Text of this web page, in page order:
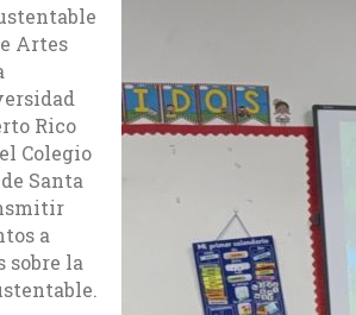
Artes
Rico
Colegio
Santa
a
sobre la